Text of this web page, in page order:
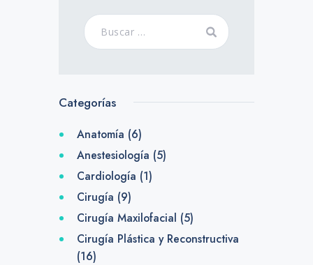
Categorías
Anatomía (6)
Anestesiología (5)
Cardiología (1)
Cirugía (9)
Cirugía Maxilofacial (5)
Cirugía Plástica y Reconstructiva
(16)